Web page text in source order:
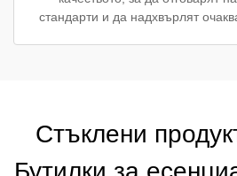
стандарти и да надхвърлят
Стъклени